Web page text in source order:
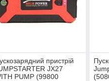
пристрій
JX27
PUMP (99800